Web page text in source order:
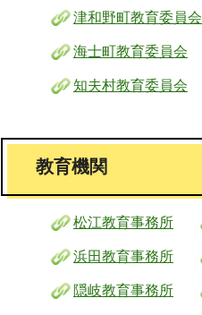
津和野町教育委員会
海士町教育委員会
知夫村教育委員会
教育機関
松江教育事務所
浜田教育事務所
隠岐教育事務所